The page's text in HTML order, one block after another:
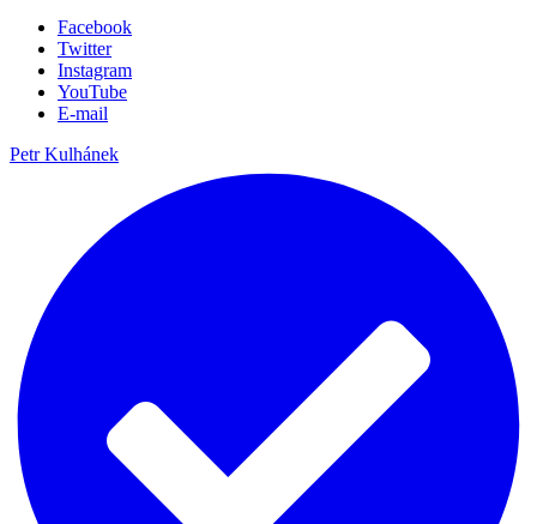
Facebook
Twitter
Instagram
YouTube
E-mail
Petr Kulhánek